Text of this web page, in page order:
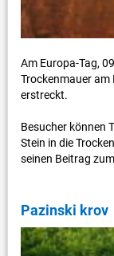
Am Europa-Tag,
Trockenmauer am
erstreckt.
Besucher können
Stein in die
seinen Beitrag
Pazinski krov